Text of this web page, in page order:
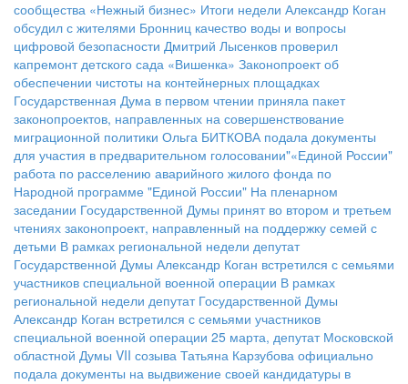
сообщества «Нежный бизнес» Итоги недели Александр Коган
обсудил с жителями Бронниц качество воды и вопросы
цифровой безопасности Дмитрий Лысенков проверил
капремонт детского сада «Вишенка» Законопроект об
обеспечении чистоты на контейнерных площадках
Государственная Дума в первом чтении приняла пакет
законопроектов, направленных на совершенствование
миграционной политики Ольга БИТКОВА подала документы
для участия в предварительном голосовании"«Единой России"
работа по расселению аварийного жилого фонда по
Народной программе "Единой России" На пленарном
заседании Государственной Думы принят во втором и третьем
чтениях законопроект, направленный на поддержку семей с
детьми В рамках региональной недели депутат
Государственной Думы Александр Коган встретился с семьями
участников специальной военной операции В рамках
региональной недели депутат Государственной Думы
Александр Коган встретился с семьями участников
специальной военной операции 25 марта, депутат Московской
областной Думы VII созыва Татьяна Карзубова официально
подала документы на выдвижение своей кандидатуры в